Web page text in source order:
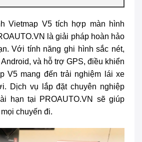
Vietmap V5tích hợp màn hình
là giải pháp hoàn hảo
Với tính năng ghi hình sắc nét,
và hỗ trợ GPS, điều khiển
V5 mang đến trải nghiệm lái xe
Dịch vụ lắp đặt chuyên nghiệp
hạn tại PROAUTO.VN sẽ giúp
chuyến đi.